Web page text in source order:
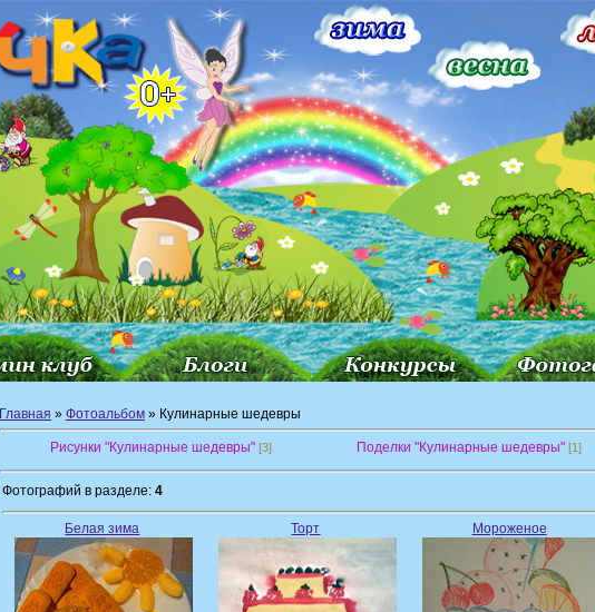
Главная » Фотоальбом » Кулинарные шедевры
Рисунки "Кулинарные шедевры" [3] Поделки "Кулинарные шедевры" [1]
Фотографий в разделе: 4
Белая зима Торт Мороженое